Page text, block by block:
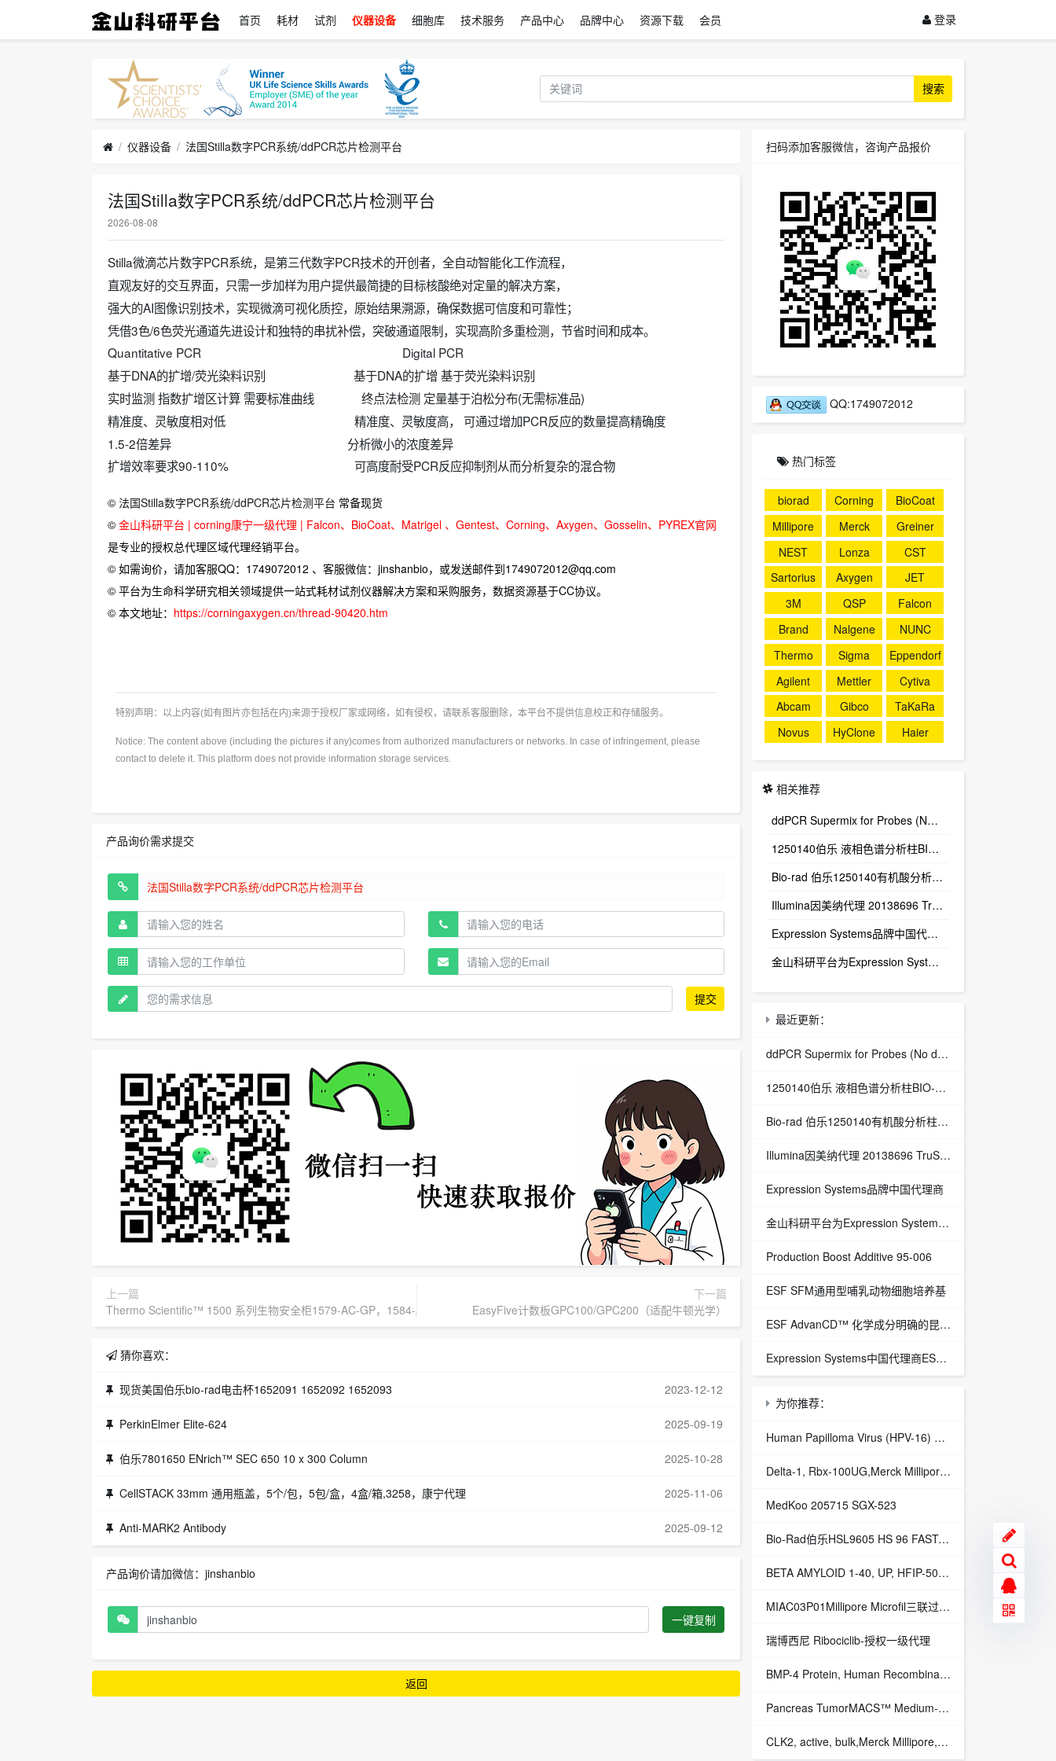
首页 耗材 试剂 仪器设备 细胞库 技术服务 产品中心 品牌中心 资源下载 会员 登录
搜索
仪器设备 法国Stilla数字PCR系统/ddPCR芯片检测平台
法国Stilla数字PCR系统/ddPCR芯片检测平台
2026-08-08
Stilla微滴芯片数字PCR系统，是第三代数字PCR技术的开创者，全自动智能化工作流程，
直观友好的交互界面，只需一步加样为用户提供最简捷的目标核酸绝对定量的解决方案，
强大的AI图像识别技术，实现微滴可视化质控，原始结果溯源，确保数据可信度和可靠性；
凭借3色/6色荧光通道先进设计和独特的串扰补偿，突破通道限制，实现高阶多重检测，节省时间和成本。
Quantitative PCR Digital PCR
基于DNA的扩增/荧光染料识别 基于DNA的扩增 基于荧光染料识别
实时监测 指数扩增区计算 需要标准曲线 终点法检测 定量基于泊松分布(无需标准品)
精准度、灵敏度相对低 精准度、灵敏度高， 可通过增加PCR反应的数量提高精确度
1.5-2倍差异 分析微小的浓度差异
扩增效率要求90-110% 可高度耐受PCR反应抑制剂从而分析复杂的混合物
© 法国Stilla数字PCR系统/ddPCR芯片检测平台 常备现货
© 金山科研平台 | corning康宁一级代理 | Falcon、BioCoat、Matrigel 、Gentest、Corning、Axygen、Gosselin、PYREX官网
是专业的授权总代理区域代理经销平台。
© 如需询价，请加客服QQ：1749072012 、客服微信：jinshanbio，或发送邮件到1749072012@qq.com
© 平台为生命科学研究相关领域提供一站式耗材试剂仪器解决方案和采购服务，数据资源基于CC协议。
© 本文地址： https://corningaxygen.cn/thread-90420.htm
特别声明：以上内容(如有图片亦包括在内)来源于授权厂家或网络，如有侵权，请联系客服删除，本平台不提供信息校正和存储服务。
Notice: The content above (including the pictures if any)comes from authorized manufacturers or networks. In case of infringement, please
contact to delete it. This platform does not provide information storage services.
产品询价需求提交
提交
上一篇
Thermo Scientific™ 1500 系列生物安全柜1579-AC-GP，1584-AC
下一篇
EasyFive计数板GPC100/GPC200（适配牛顿光学）
猜你喜欢：
现货美国伯乐bio-rad电击杯1652091 1652092 1652093 2023-12-12
PerkinElmer Elite-624 2025-09-19
伯乐7801650 ENrich™ SEC 650 10 x 300 Column 2025-10-28
CellSTACK 33mm 通用瓶盖，5个/包，5包/盒，4盒/箱,3258，康宁代理 2025-11-06
Anti-MARK2 Antibody 2025-09-12
产品询价请加微信：jinshanbio
一键复制
返回
扫码添加客服微信，咨询产品报价
QQ:1749072012
热门标签
biorad Corning
BioCoat
Millipore
Merck
Greiner
NEST
Lonza
CST
Sartorius
Axygen
JET
3M
QSP
Falcon
Brand
Nalgene
NUNC
Thermo
Sigma
Eppendorf
Agilent
Mettler
Cytiva
Abcam
Gibco
TaKaRa
Novus
HyClone Haier
相关推荐
ddPCR Supermix for Probes (No dUTP) 1863024
1250140伯乐 液相色谱分析柱BIO-RAD Aminex HPX-87H Column
Bio-rad 伯乐1250140有机酸分析柱 1250129保护柱芯 1250131保护柱套
‌Illumina因美纳代理 20138696 TruSight™ Oncology 500 v2 DNA Kit plus Illumina Connected Insights (48 samples)
Expression Systems品牌中国代理商
金山科研平台为Expression Systems（ES）中国独家代理商
最近更新：
ddPCR Supermix for Probes (No dUTP) 1863024
1250140伯乐 液相色谱分析柱BIO-RAD Aminex HPX-87H Column
Bio-rad 伯乐1250140有机酸分析柱 1250129保护柱芯 1250131保护柱套
‌Illumina因美纳代理 20138696 TruSight™ Oncology 500 v2 DNA Kit plus Illumina Connected Insights (48 samples)
Expression Systems品牌中国代理商
金山科研平台为Expression Systems（ES）中国独家代理商
Production Boost Additive 95-006
ESF SFM通用型哺乳动物细胞培养基
ESF AdvanCD™ 化学成分明确的昆虫细胞培养基
Expression Systems中国代理商ESF 921™昆虫细胞培养基
为你推荐：
Human Papilloma Virus (HPV-16) Antigen, Recombinant >90%
Delta-1, Rbx-100UG,Merck Millipore,货号：AB15266
MedKoo 205715 SGX-523
Bio-Rad伯乐HSL9605 HS 96 FAST,CLR/WHT,no BARCODE
BETA AMYLOID 1-40, UP, HFIP-500UG,Merck Millipore,货号：AG962-500UG
MIAC03P01Millipore Microfil三联过滤系统MIAC03P01
瑞博西尼 Ribociclib-授权一级代理
BMP-4 Protein, Human Recombinant Animal Free,Merck Millipore,1EA货号：GF302
Pancreas TumorMACS™ Medium-授权一级代理
CLK2, active, bulk,Merck Millipore,货号：14-774-K